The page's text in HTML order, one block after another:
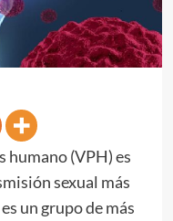
humano (VPH) es
sexual más
un grupo de más